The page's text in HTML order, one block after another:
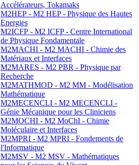
Accélérateurs, Tokamaks
M2HEP - M2 HEP - Physique des Hautes
Energies
M2ICFP - M2 ICFP - Centre International
de Physique Fondamentale
M2MACHI - M2 MACHI - Chimie des
Matériaux et Interfaces
M2MARES - M2 PBR - Physique par
Recherche
M2MATHMOD - M2 MM - Modélisation
Mathématique
M2MECENCLI - M2 MECENCLI -
Génie Mécanique pour les Cliniciens
M2MOCHI - M2 MoChI - Chimie
Moléculaire et Interfaces
M2MPRI - M2 MPRI - Fondements de
l'Informatique
M2MSV - M2 MSV - Mathématiques